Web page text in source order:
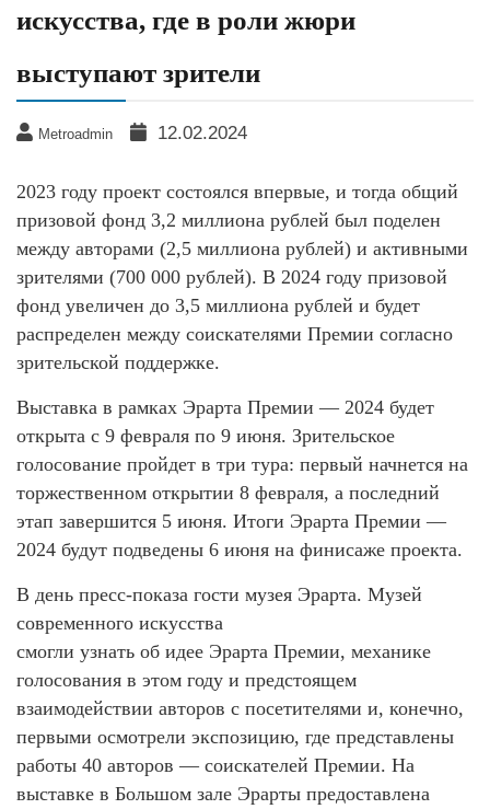
искусства, где в роли жюри
выступают зрители
Metroadmin 12.02.2024
2023 году проект состоялся впервые, и тогда общий
призовой фонд 3,2 миллиона рублей был поделен
между авторами (2,5 миллиона рублей) и активными
зрителями (700 000 рублей). В 2024 году призовой
фонд увеличен до 3,5 миллиона рублей и будет
распределен между соискателями Премии согласно
зрительской поддержке.
Выставка в рамках Эрарта Премии — 2024 будет
открыта с 9 февраля по 9 июня. Зрительское
голосование пройдет в три тура: первый начнется на
торжественном открытии 8 февраля, а последний
этап завершится 5 июня. Итоги Эрарта Премии —
2024 будут подведены 6 июня на финисаже проекта.
В день пресс-показа гости музея Эрарта. Музей
современного искусства
смогли узнать об идее Эрарта Премии, механике
голосования в этом году и предстоящем
взаимодействии авторов с посетителями и, конечно,
первыми осмотрели экспозицию, где представлены
работы 40 авторов — соискателей Премии. На
выставке в Большом зале Эрарты предоставлена